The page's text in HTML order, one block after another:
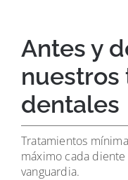
Antes y
nuestros
dentales
Tratamientos
máximo cada
vanguardia.